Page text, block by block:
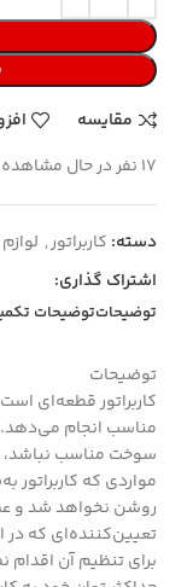
مقایسه
17 نفر در حال
دسته: کاربراتور,
اشتراک گذاری:
توضیحاتتوضیحات
توضیحات
کاربراتور قطعه‌ای
مناسب انجام می‌دهد.
سوخت مناسب نباشد،
مواردی که
روشن نخواهد شد و
تعیین‌کننده‌ای که در
برای تنظیم آن